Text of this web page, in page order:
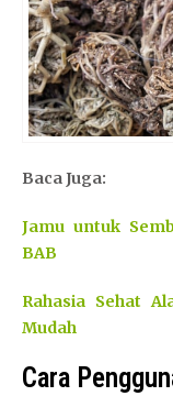
Baca Juga:
Jamu untuk
BAB
Rahasia Sehat
Mudah
Cara